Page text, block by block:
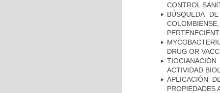
CONTROL
BÚSQUEDA
DRUG OR
ACTIVIDAD
APLICACIÓN
PROPIEDADES